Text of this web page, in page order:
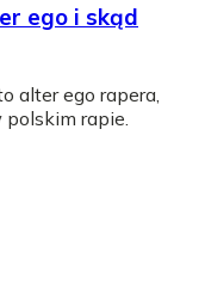
ego i skąd
alter ego rapera,
rapie.